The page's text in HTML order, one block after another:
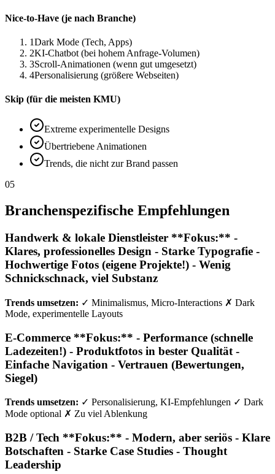
Nice-to-Have (je nach Branche)
1Dark Mode (Tech, Apps)
2KI-Chatbot (bei hohem Anfrage-Volumen)
3Scroll-Animationen (wenn gut umgesetzt)
4Personalisierung (größere Webseiten)
Skip (für die meisten KMU)
Extreme experimentelle Designs
Übertriebene Animationen
Trends, die nicht zur Brand passen
05
Branchenspezifische Empfehlungen
Handwerk & lokale Dienstleister **Fokus:** -
Klares, professionelles Design - Starke Typografie -
Hochwertige Fotos (eigene Projekte!) - Wenig
Schnickschnack, viel Substanz
Trends umsetzen: ✓ Minimalismus, Micro-Interactions ✗ Dark
Mode, experimentelle Layouts
E-Commerce **Fokus:** - Performance (schnelle
Ladezeiten!) - Produktfotos in bester Qualität -
Einfache Navigation - Vertrauen (Bewertungen,
Siegel)
Trends umsetzen: ✓ Personalisierung, KI-Empfehlungen ✓ Dark
Mode optional ✗ Zu viel Ablenkung
B2B / Tech **Fokus:** - Modern, aber seriös - Klare
Botschaften - Starke Case Studies - Thought
Leadership